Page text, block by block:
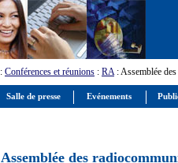
: Conférences et réunions : RA: Assemblée
Assemblée des
Salle de presse Evénements